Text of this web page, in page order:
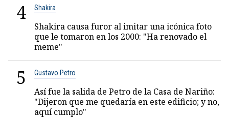
4 Shakira
Shakira causa furor al imitar una icónica foto
que le tomaron en los 2000: "Ha renovado el
meme"
5 Gustavo Petro
Así fue la salida de Petro de la Casa de Nariño:
"Dijeron que me quedaría en este edificio; y no,
aquí cumplo"